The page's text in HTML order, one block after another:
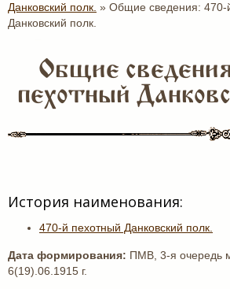
Данковский полк. » Общие сведения: 470-
Данковский полк.
Общие
пехотный
История наименования:
470-й пехотный Данковский полк.
Дата формирования: ПМВ, 3-я очередь
6(19).06.1915 г.